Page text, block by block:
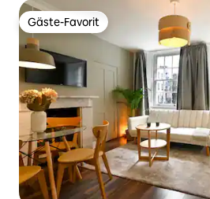
Gäste-Favorit
Gäste-Favorit